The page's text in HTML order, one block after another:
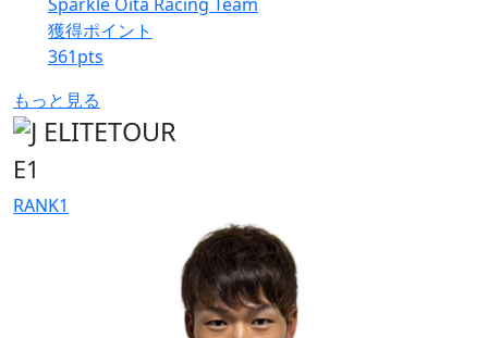
獲得ポイント
361pts
もっと見る
E1
RANK1